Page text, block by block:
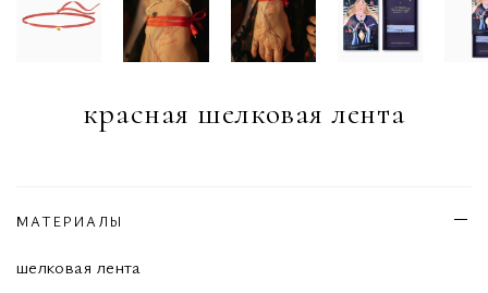
красная шелковая лента
МАТЕРИАЛЫ
шелковая лента